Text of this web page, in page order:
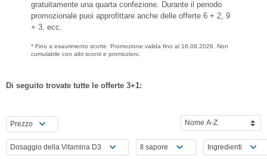
gratuitamente una quarta confezione. Durante il periodo
promozionale puoi approfittare anche delle offerte 6 + 2, 9
+ 3, ecc.
* Fino a esaurimento scorte. Promozione valida fino al 16.08.2026. Non
cumulabile con altri sconti e promozioni.
Di seguito trovate tutte le offerte 3+1:
Prezzo
Dosaggio della Vitamina D3 Il sapore Ingredienti